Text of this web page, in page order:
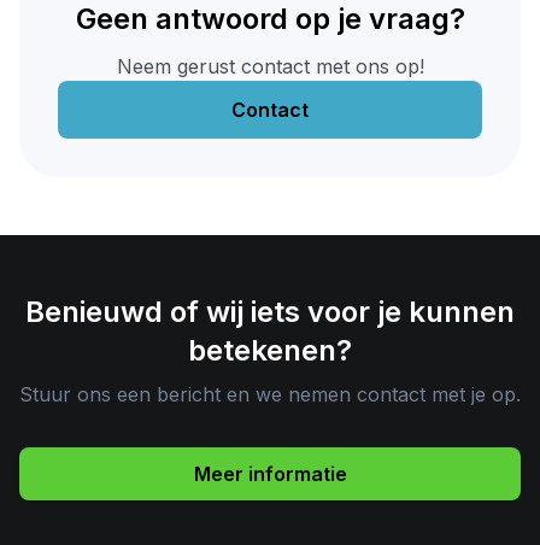
van zowel onze software als onze dienstverlening.
Geen antwoord op je vraag?
Neem gerust contact met ons op!
Contact
Benieuwd of wij iets voor je kunnen
betekenen?
Stuur ons een bericht en we nemen contact met je op.
Meer informatie